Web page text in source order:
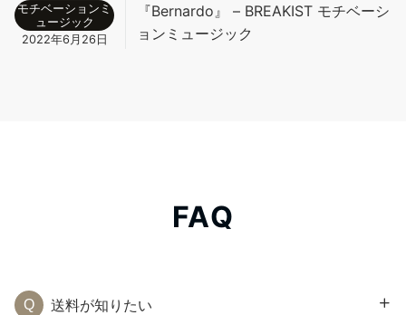
モチベーションミ
ュージック
2022年6月26日
『Bernardo』 – BREAKIST モチベーシ
ョンミュージック
FAQ
送料が知りたい